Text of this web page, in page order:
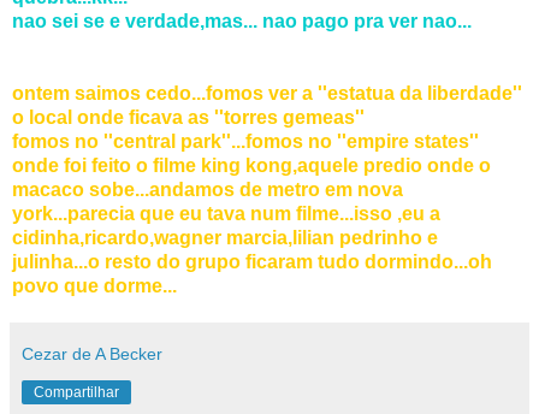
nao sei se e verdade,mas... nao pago pra ver nao...
ontem saimos cedo...fomos ver a ''estatua da liberdade''
o local onde ficava as ''torres gemeas''
fomos no ''central park''...fomos no ''empire states''
onde foi feito o filme king kong,aquele predio onde o
macaco sobe...andamos de metro em nova
york...parecia que eu tava num filme...isso ,eu a
cidinha,ricardo,wagner marcia,lilian pedrinho e
julinha...o resto do grupo ficaram tudo dormindo...oh
povo que dorme...
Cezar de A Becker
Compartilhar